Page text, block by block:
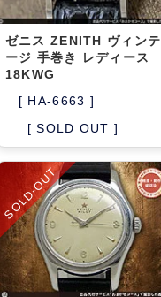
ゼニス ZENITH ヴィンテ
ージ 手巻き レディース
18KWG
[ HA-6663 ]
[ SOLD OUT ]
SOLD-OUT